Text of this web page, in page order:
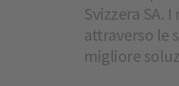
Svizzera SA.
attraverso le
migliore